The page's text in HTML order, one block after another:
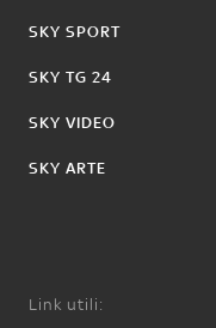
SKY SPORT
SKY TG 24
SKY VIDEO
SKY ARTE
Link utili: